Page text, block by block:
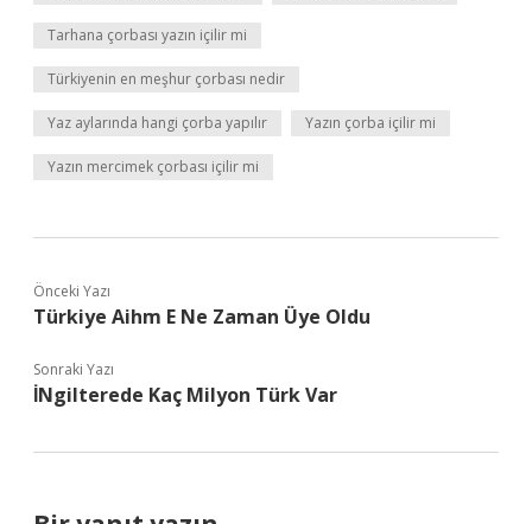
Tarhana çorbası yazın içilir mi
Türkiyenin en meşhur çorbası nedir
Yaz aylarında hangi çorba yapılır Yazın çorba içilir mi
Yazın mercimek çorbası içilir mi
Önceki Yazı
Türkiye Aihm E Ne Zaman Üye Oldu
Sonraki Yazı
İNgilterede Kaç Milyon Türk Var